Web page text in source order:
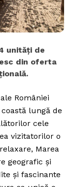
unități de
din oferta
României
lungă de
cele
vizitatorilor o
Marea
geografic și
și fascinante